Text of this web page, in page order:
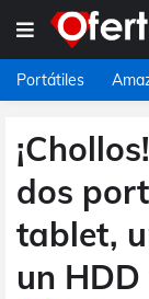
Portátiles
dos
tablet,
un